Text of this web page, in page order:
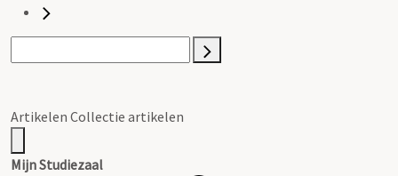
Artikelen Collectie artikelen
Mijn Studiezaal